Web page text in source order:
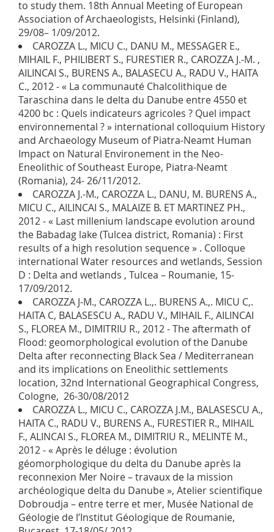
to study them. 18th Annual Meeting of European
Association of Archaeologists, Helsinki (Finland),
29/08– 1/09/2012.
CAROZZA L., MICU C., DANU M., MESSAGER E.,
MIHAIL F., PHILIBERT S., FURESTIER R., CAROZZA J.-M. ,
AILINCAI S., BURENS A., BALASECU A., RADU V., HAITA
C., 2012 - « La communauté Chalcolithique de
Taraschina dans le delta du Danube entre 4550 et
4200 bc : Quels indicateurs agricoles ? Quel impact
environnemental ? » international colloquium History
and Archaeology Museum of Piatra-Neamt Human
Impact on Natural Environement in the Neo-
Eneolithic of Southeast Europe, Piatra-Neamt
(Romania), 24- 26/11/2012.
CAROZZA J.-M., CAROZZA L., DANU, M. BURENS A.,
MICU C., AILINCAI S., MALAIZE B. ET MARTINEZ PH.,
2012 - « Last millenium landscape evolution around
the Babadag lake (Tulcea district, Romania) : First
results of a high resolution sequence » . Colloque
international Water resources and wetlands, Session
D : Delta and wetlands , Tulcea – Roumanie, 15-
17/09/2012.
CAROZZA J-M., CAROZZA L.,. BURENS A.,. MICU C,.
HAITA C, BALASESCU A., RADU V., MIHAIL F., AILINCAI
S., FLOREA M., DIMITRIU R., 2012 - The aftermath of
Flood: geomorphological evolution of the Danube
Delta after reconnecting Black Sea / Mediterranean
and its implications on Eneolithic settlements
location, 32nd International Geographical Congress,
Cologne, 26-30/08/2012
CAROZZA L., MICU C., CAROZZA J.M., BALASESCU A.,
HAITA C., RADU V., BURENS A., FURESTIER R., MIHAIL
F., ALINCAI S., FLOREA M., DIMITRIU R., MELINTE M.,
2012 - « Après le déluge : évolution
géomorphologique du delta du Danube après la
reconnexion Mer Noire – travaux de la mission
archéologique delta du Danube », Atelier scientifique
Dobroudja – entre terre et mer, Musée National de
Géologie de l’Institut Géologique de Roumanie,